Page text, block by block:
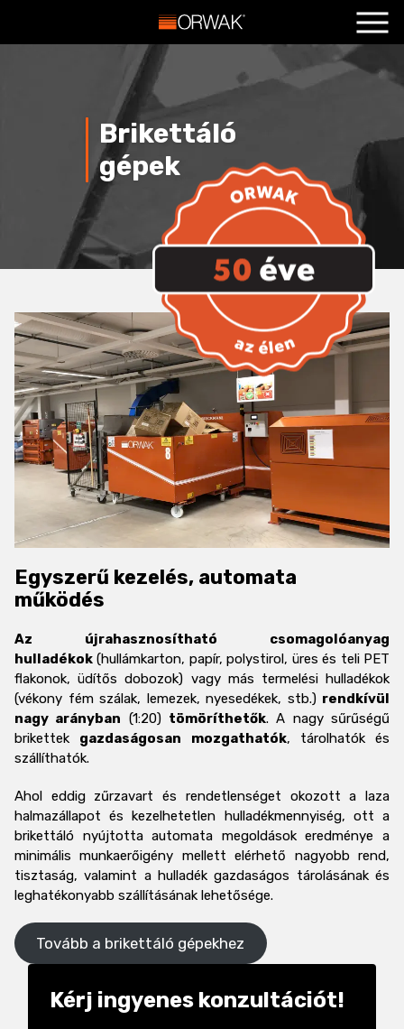
Szolgáltatások
Kapcsolat
Brikettáló
gépek
Kérj ingyenes konzultációt!
Egyszerű kezelés, automata
működés
Az újrahasznosítható csomagolóanyag
hulladékok (hullámkarton, papír, polystirol, üres és teli PET
flakonok, üdítős dobozok) vagy más termelési hulladékok
(vékony fém szálak, lemezek, nyesedékek, stb.) rendkívül
nagy arányban (1:20) tömöríthetők. A nagy sűrűségű
brikettek gazdaságosan mozgathatók, tárolhatók és
szállíthatók.
Ahol eddig zűrzavart és rendetlenséget okozott a laza
halmazállapot és kezelhetetlen hulladékmennyiség, ott a
brikettáló nyújtotta automata megoldások eredménye a
minimális munkaerőigény mellett elérhető nagyobb rend,
tisztaság, valamint a hulladék gazdaságos tárolásának és
leghatékonyabb szállításának lehetősége.
Tovább a brikettáló gépekhez